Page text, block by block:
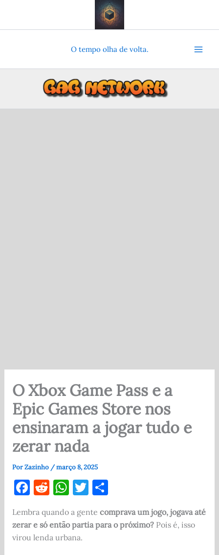
o
O tempo olha de volta.
O Xbox Game Pass e a
Epic Games Store nos
ensinaram a jogar tudo e
zerar nada
PorZazinho /março 8, 2025
F
c
e
R
d
di
W
at
s
T
it
te
S
ar
e
Lembra quando a gente comprava um jogo, jogava até
zerar e só então partia para o próximo?Pois é, isso
virou lenda urbana.